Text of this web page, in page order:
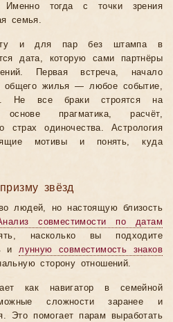
Именно тогда с точки зрения
семья.
и для пар без штампа в
дата, которую сами партнёры
Первая встреча, начало
общего жилья — любое событие,
Не все браки строятся на
прагматика, расчёт,
страх одиночества. Астрология
мотивы и понять, куда
звёзд
людей, но настоящую близость
совместимости по датам
насколько вы подходите
илунную совместимость знаков
сторону отношений.
как навигатор в семейной
сложности заранее и
Это помогает парам выработать